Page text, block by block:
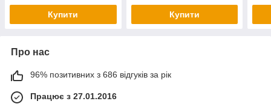
Купити Купити
Про нас
96% позитивних з 686 відгуків за рік
Працює з 27.01.2016